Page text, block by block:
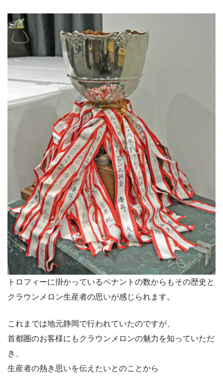
トロフィーに掛かっているペナントの数からもその歴史と
クラウンメロン生産者の思いが感じられます。
これまでは地元静岡で行われていたのですが、
首都圏のお客様にもクラウンメロンの魅力を知っていただ
き、
生産者の熱き思いを伝えたいとのことから